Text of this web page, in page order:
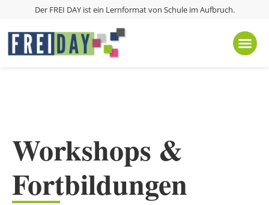
Der FREI DAY ist ein Lernformat von Schule im Aufbruch.
Workshops &
Fortbildungen